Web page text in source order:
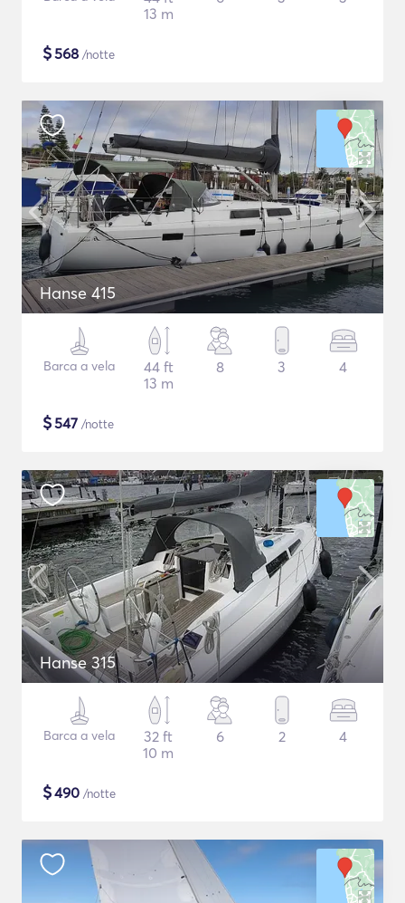
13 m
$568 /notte
Hanse 415
Barca a vela
44 ft
13 m
8 3 4
$547 /notte
Hanse 315
Barca a vela
32 ft
10 m
6 2 4
$490 /notte